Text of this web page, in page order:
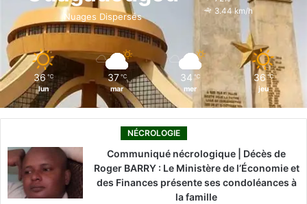
o
k
i
n
r
Nuages Dispersés
3.44 km/h
36 ℃
lun
37 ℃
mar
34 ℃
mer
36 ℃
jeu
NÉCROLOGIE
Communiqué nécrologique | Décès de
Roger BARRY : Le Ministère de l’Économie et
des Finances présente ses condoléances à
la famille